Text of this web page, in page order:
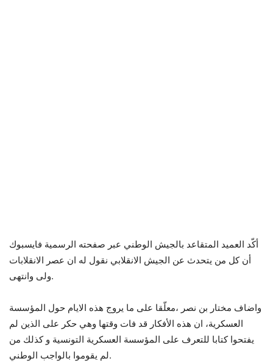
أكّد العميد المتقاعد بالجيش الوطني عبر صفحته الرسمية فايسبوك
أن كل من يتحدث عن الجيش الانقلابي نقول له ان عصر الانقلابات
ولى وانتهى.
واضاف مختار بن نصر ،معلّقا على ما يروج هذه الايام حول المؤسسة
العسكرية، ان هذه الأفكار قد فات وقتها وهي حكر على الذين لم
يفتحوا كتابا للتعرف على المؤسسة العسكرية التونسية و كذلك من
لم يقوموا بالواجب الوطني.